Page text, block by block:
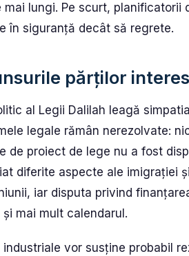
mai lungi. Pe scurt,
în siguranță decât să regrete.
părților
al Legii Dalilah leagă
legale rămân nerezolvate:
de proiect de lege nu a fost
diferite aspecte ale imigrației
iar disputa privind
mai mult calendarul.
industriale vor susține probabil